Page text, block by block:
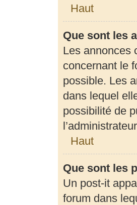
Haut
Que sont les
Les annonces
concernant le
possible. Les
dans lequel
possibilité de
Haut
Que sont les
Un post-it
forum dans